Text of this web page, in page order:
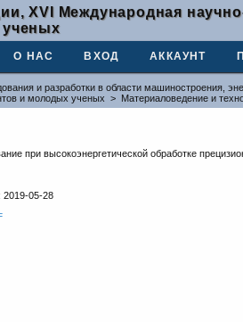
XVI Международная
О НАС ВХОД АККАУНТ
и разработки в области машиностроения,
и молодых ученых > Материаловедение и
при высокоэнергетической обработке
2019-05-28